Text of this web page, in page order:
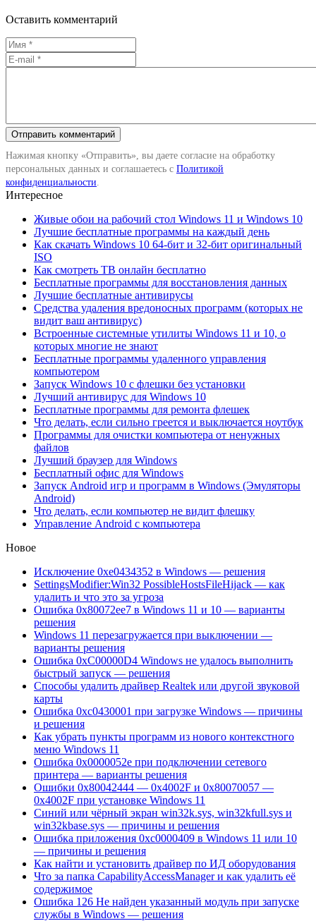
Оставить комментарий
Нажимая кнопку «Отправить», вы даете согласие на обработку
персональных данных и соглашаетесь с Политикой
конфиденциальности
Интересное
Живые обои на рабочий стол Windows 11 и Windows 10
Лучшие бесплатные программы на каждый день
Как скачать Windows 10 64-бит и 32-бит оригинальный
ISO
Как смотреть ТВ онлайн бесплатно
Бесплатные программы для восстановления данных
Лучшие бесплатные антивирусы
Средства удаления вредоносных программ (которых не
видит ваш антивирус)
Встроенные системные утилиты Windows 11 и 10, о
которых многие не знают
Бесплатные программы удаленного управления
компьютером
Запуск Windows 10 с флешки без установки
Лучший антивирус для Windows 10
Бесплатные программы для ремонта флешек
Что делать, если сильно греется и выключается ноутбук
Программы для очистки компьютера от ненужных
файлов
Лучший браузер для Windows
Бесплатный офис для Windows
Запуск Android игр и программ в Windows (Эмуляторы
Android)
Что делать, если компьютер не видит флешку
Управление Android с компьютера
Новое
Исключение 0xe0434352 в Windows — решения
SettingsModifier:Win32 PossibleHostsFileHijack — как
удалить и что это за угроза
Ошибка 0x80072ee7 в Windows 11 и 10 — варианты
решения
Windows 11 перезагружается при выключении —
варианты решения
Ошибка 0xC00000D4 Windows не удалось выполнить
быстрый запуск — решения
Способы удалить драйвер Realtek или другой звуковой
карты
Ошибка 0xc0430001 при загрузке Windows — причины
и решения
Как убрать пункты программ из нового контекстного
меню Windows 11
Ошибка 0x0000052e при подключении сетевого
принтера — варианты решения
Ошибки 0x80042444 — 0x4002F и 0x80070057 —
0x4002F при установке Windows 11
Синий или чёрный экран win32k.sys, win32kfull.sys и
win32kbase.sys — причины и решения
Ошибка приложения 0xc0000409 в Windows 11 или 10
— причины и решения
Как найти и установить драйвер по ИД оборудования
Что за папка CapabilityAccessManager и как удалить её
содержимое
Ошибка 126 Не найден указанный модуль при запуске
службы в Windows — решения